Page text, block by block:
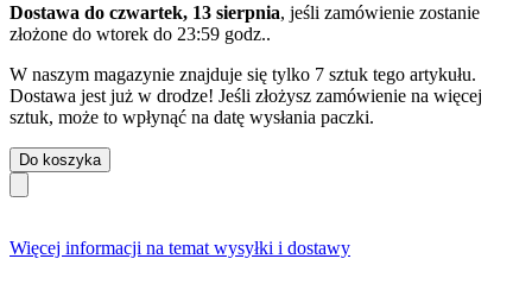
Dostawa do czwartek, 13 sierpnia, jeśli zamówienie zostanie
złożone do wtorek do 23:59 godz..
W naszym magazynie znajduje się tylko 7 sztuk tego artykułu.
Dostawa jest już w drodze! Jeśli złożysz zamówienie na więcej
sztuk, może to wpłynąć na datę wysłania paczki.
Do koszyka
Więcej informacji na temat wysyłki i dostawy